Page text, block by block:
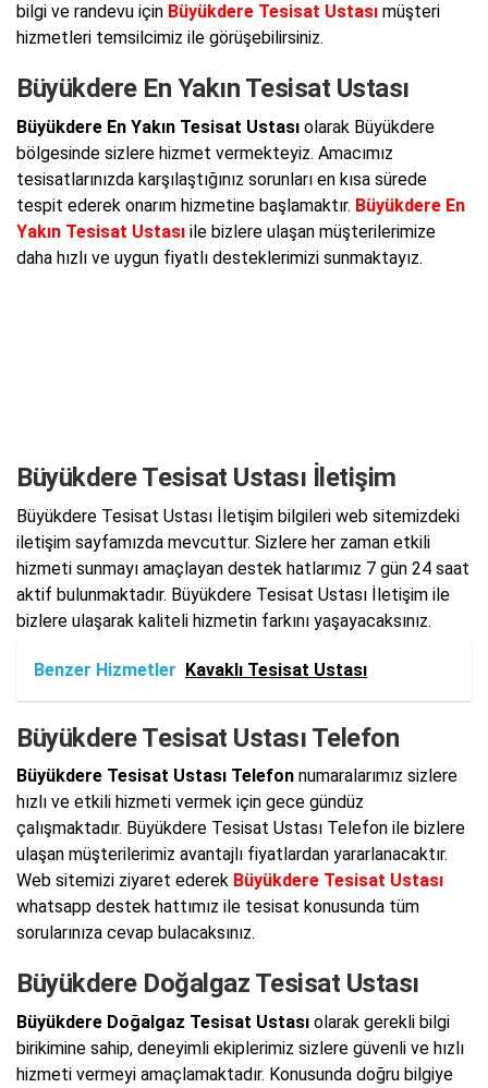
bilgi ve randevu için Büyükdere Tesisat Ustası müşteri
hizmetleri temsilcimiz ile görüşebilirsiniz.
Büyükdere En Yakın Tesisat Ustası
Büyükdere En Yakın Tesisat Ustası olarak Büyükdere
bölgesinde sizlere hizmet vermekteyiz. Amacımız
tesisatlarınızda karşılaştığınız sorunları en kısa sürede
tespit ederek onarım hizmetine başlamaktır. Büyükdere En
Yakın Tesisat Ustası ile bizlere ulaşan müşterilerimize
daha hızlı ve uygun fiyatlı desteklerimizi sunmaktayız.
Büyükdere Tesisat Ustası İletişim
Büyükdere Tesisat Ustası İletişim bilgileri web sitemizdeki
iletişim sayfamızda mevcuttur. Sizlere her zaman etkili
hizmeti sunmayı amaçlayan destek hatlarımız 7 gün 24 saat
aktif bulunmaktadır. Büyükdere Tesisat Ustası İletişim ile
bizlere ulaşarak kaliteli hizmetin farkını yaşayacaksınız.
Benzer Hizmetler Kavaklı Tesisat Ustası
Büyükdere Tesisat Ustası Telefon
Büyükdere Tesisat Ustası Telefon numaralarımız sizlere
hızlı ve etkili hizmeti vermek için gece gündüz
çalışmaktadır. Büyükdere Tesisat Ustası Telefon ile bizlere
ulaşan müşterilerimiz avantajlı fiyatlardan yararlanacaktır.
Web sitemizi ziyaret ederek Büyükdere Tesisat Ustası
whatsapp destek hattımız ile tesisat konusunda tüm
sorularınıza cevap bulacaksınız.
Büyükdere Doğalgaz Tesisat Ustası
Büyükdere Doğalgaz Tesisat Ustası olarak gerekli bilgi
birikimine sahip, deneyimli ekiplerimiz sizlere güvenli ve hızlı
hizmeti vermeyi amaçlamaktadır. Konusunda doğru bilgiye